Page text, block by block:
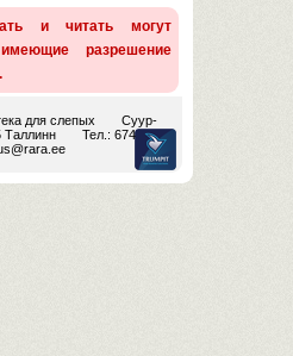
и читать могут
разрешение
для слепых
Суур-
Таллинн
Тел.: 674